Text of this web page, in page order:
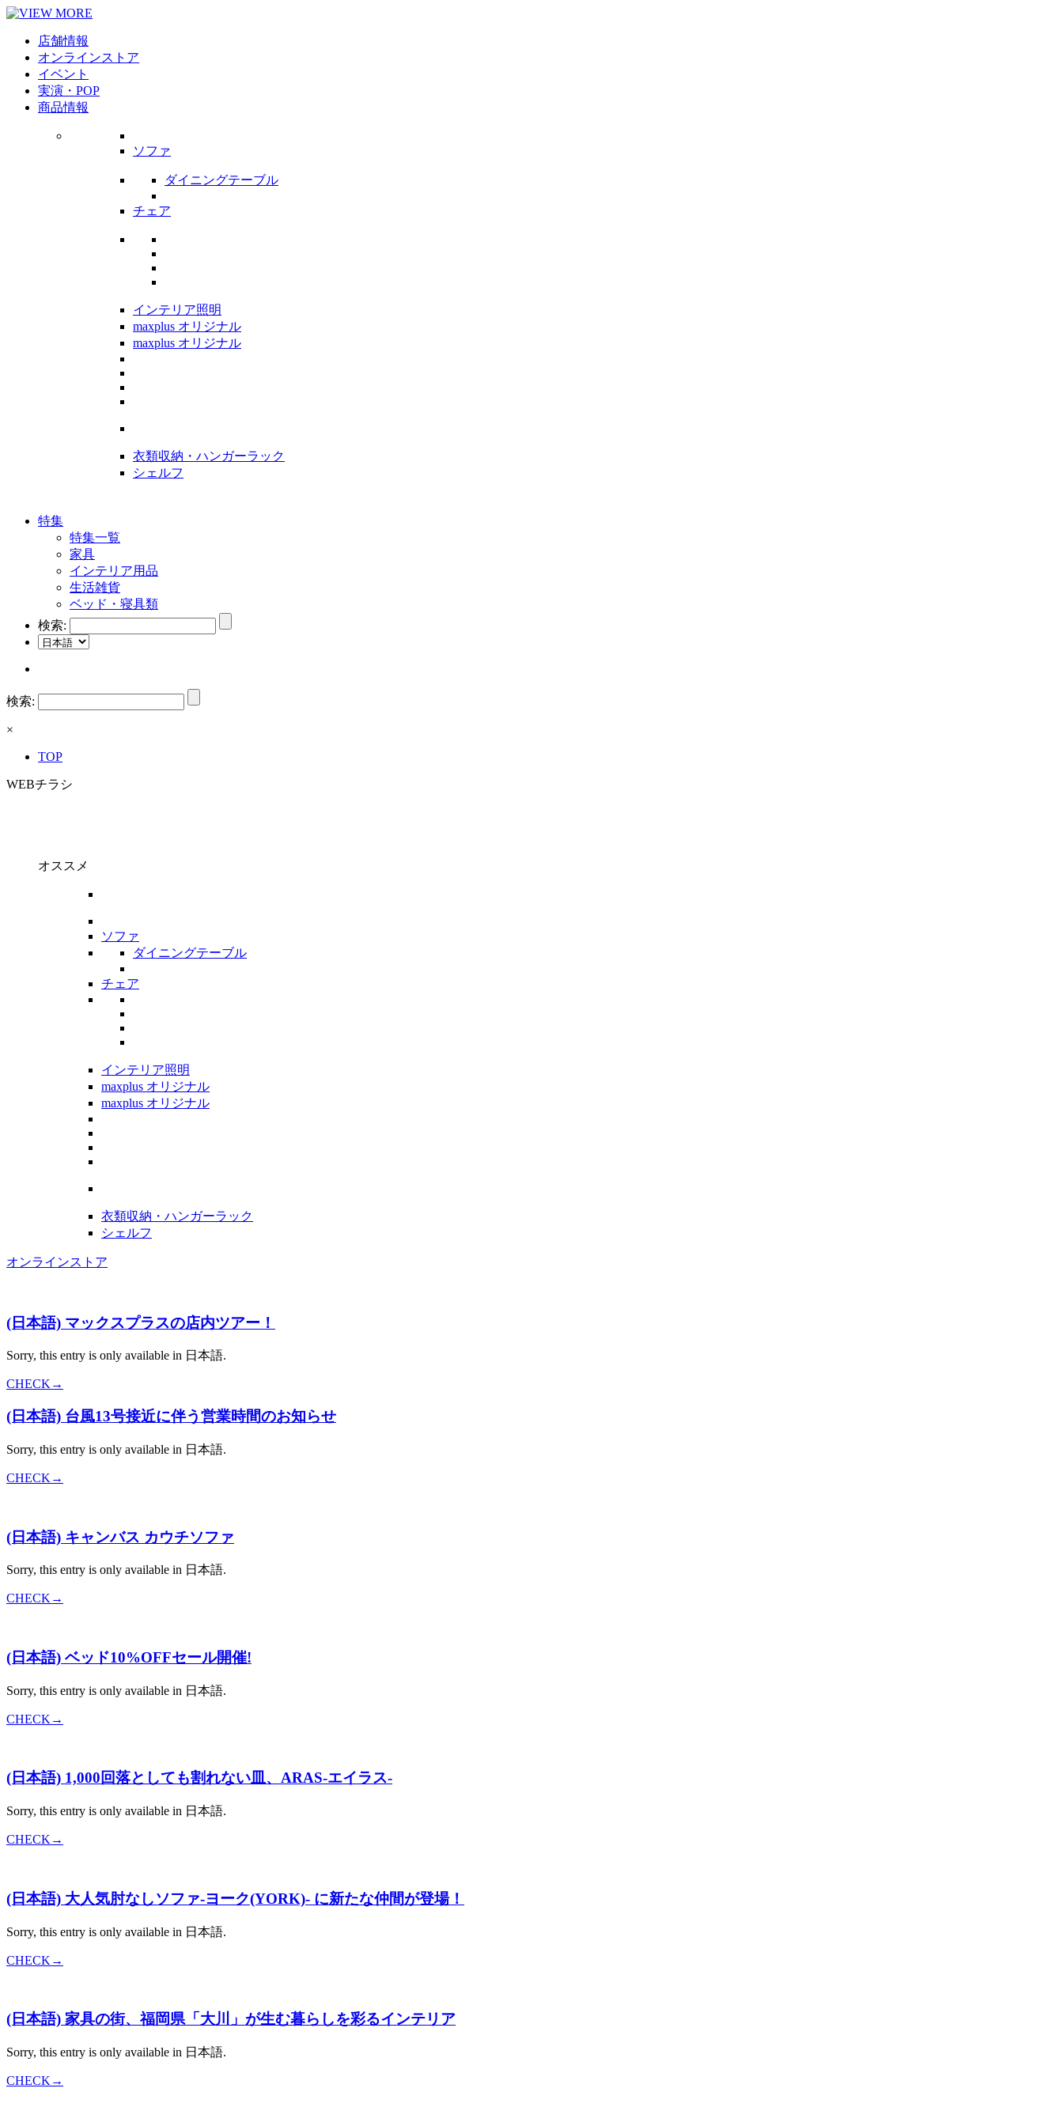
店舗情報
オンラインストア
イベント
実演・POP
商品情報
ソファ
ダイニングテーブル
チェア
インテリア照明
maxplus オリジナル
maxplus オリジナル
衣類収納・ハンガーラック
シェルフ
特集
特集一覧
家具
インテリア用品
生活雑貨
ベッド・寝具類
検索:
検索:
×
TOP
WEBチラシ
オススメ
ソファ
ダイニングテーブル
チェア
インテリア照明
maxplus オリジナル
maxplus オリジナル
衣類収納・ハンガーラック
シェルフ
オンラインストア
(日本語) マックスプラスの店内ツアー！
Sorry, this entry is only available in 日本語.
CHECK→
(日本語) 台風13号接近に伴う営業時間のお知らせ
Sorry, this entry is only available in 日本語.
CHECK→
(日本語) キャンバス カウチソファ
Sorry, this entry is only available in 日本語.
CHECK→
(日本語) ベッド10%OFFセール開催!
Sorry, this entry is only available in 日本語.
CHECK→
(日本語) 1,000回落としても割れない皿、ARAS-エイラス-
Sorry, this entry is only available in 日本語.
CHECK→
(日本語) 大人気肘なしソファ-ヨーク(YORK)- に新たな仲間が登場！
Sorry, this entry is only available in 日本語.
CHECK→
(日本語) 家具の街、福岡県「大川」が生む暮らしを彩るインテリア
Sorry, this entry is only available in 日本語.
CHECK→